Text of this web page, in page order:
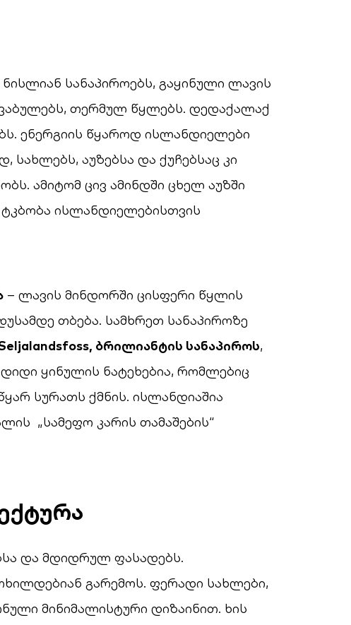
სანაპიროებს, გაყინული ლავის
თერმულ წყლებს. დედაქალაქ
ენერგიის წყაროდ ისლანდიელები
სახლებს, აუზებსა და ქუჩებსაც კი
ამიტომ ცივ ამინდში ცხელ აუზში
ისლანდიელებისთვის
– ლავის მინდორში ცისფერი წყლის
თბება. სამხრეთ სანაპიროზე
ბრილიანტის სანაპიროს,
ყინულის ნატეხებია, რომლებიც
სურათს ქმნის. ისლანდიაშია
„სამეფო კარის თამაშების“
და მდიდრულ ფასადებს.
გარემოს. ფერადი სახლები,
მინიმალისტური დიზაინით. ხის